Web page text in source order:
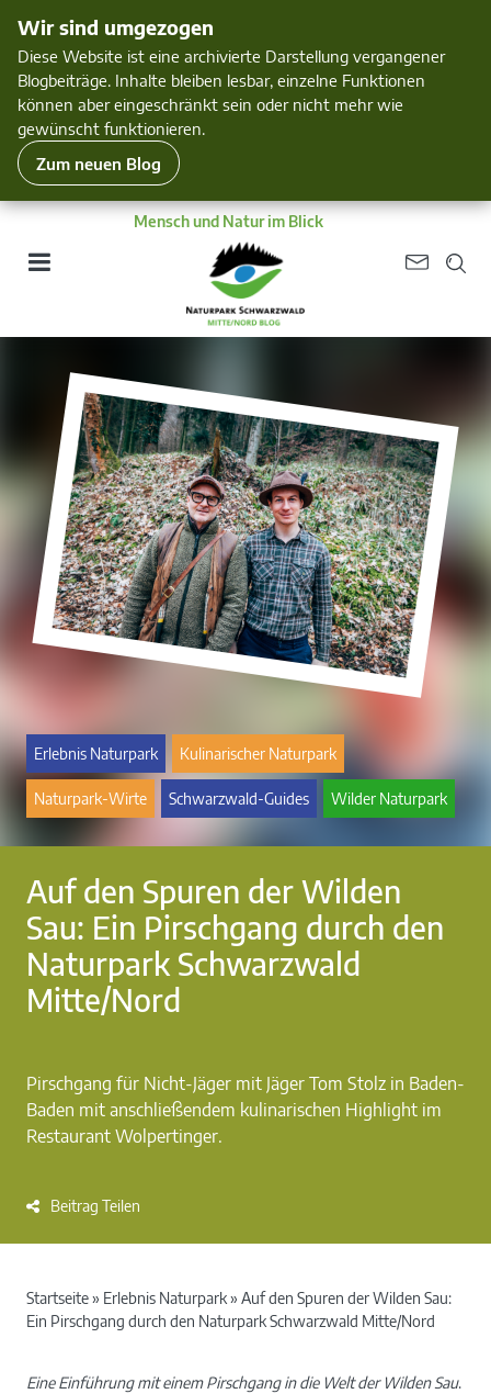
Wir sind umgezogen
Diese Website ist eine archivierte Darstellung vergangener
Blogbeiträge. Inhalte bleiben lesbar, einzelne Funktionen
können aber eingeschränkt sein oder nicht mehr wie
gewünscht funktionieren.
Zum neuen Blog
Mensch und Natur im Blick
Auf den Spuren der Wilden
Sau: Ein Pirschgang durch den
Naturpark Schwarzwald
Mitte/Nord
Pirschgang für Nicht-Jäger mit Jäger Tom Stolz in Baden-
Baden mit anschließendem kulinarischen Highlight im
Restaurant Wolpertinger.
Beitrag Teilen
Erlebnis Naturpark Kulinarischer Naturpark
Naturpark-Wirte Schwarzwald-Guides Wilder Naturpark
Startseite» Erlebnis Naturpark» Auf den Spuren der Wilden Sau:
Ein Pirschgang durch den Naturpark Schwarzwald Mitte/Nord
Eine Einführung mit einem Pirschgang in die Welt der Wilden Sau.